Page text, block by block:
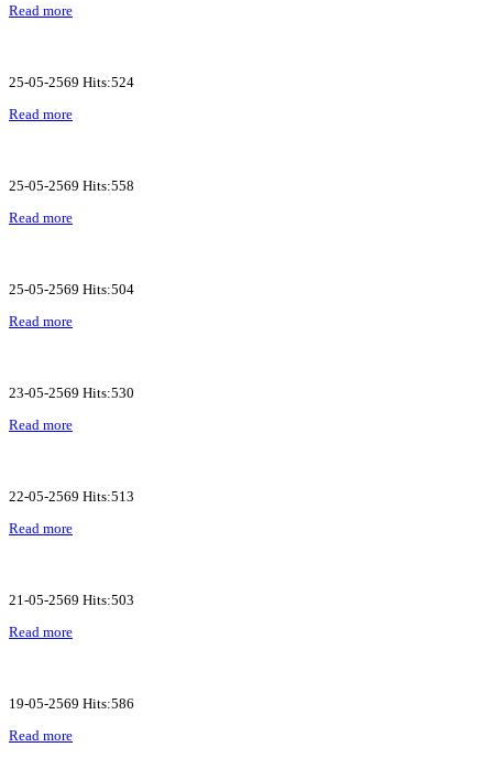
Read more
25-05-2569 Hits:524
Read more
25-05-2569 Hits:558
Read more
25-05-2569 Hits:504
Read more
23-05-2569 Hits:530
Read more
22-05-2569 Hits:513
Read more
21-05-2569 Hits:503
Read more
19-05-2569 Hits:586
Read more